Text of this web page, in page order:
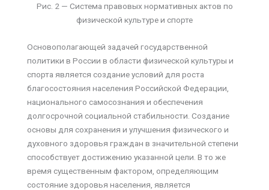
Рис. 2 — Система правовых нормативных актов по
физической культуре и спорте
Основополагающей задачей государственной
политики в России в области физической культуры и
спорта является создание условий для роста
благосостояния населения Российской Федерации,
национального самосознания и обеспечения
долгосрочной социальной стабильности. Создание
основы для сохранения и улучшения физического и
духовного здоровья граждан в значительной степени
способствует достижению указанной цели. В то же
время существенным фактором, определяющим
состояние здоровья населения, является